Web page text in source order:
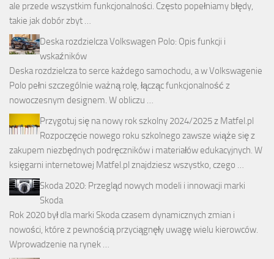
ale przede wszystkim funkcjonalności. Często popełniamy błędy,
takie jak dobór zbyt …
Deska rozdzielcza Volkswagen Polo: Opis funkcji i
wskaźników
Deska rozdzielcza to serce każdego samochodu, a w Volkswagenie
Polo pełni szczególnie ważną rolę, łącząc funkcjonalność z
nowoczesnym designem. W obliczu …
Przygotuj się na nowy rok szkolny 2024/2025 z Matfel.pl
Rozpoczęcie nowego roku szkolnego zawsze wiąże się z
zakupem niezbędnych podręczników i materiałów edukacyjnych. W
księgarni internetowej Matfel.pl znajdziesz wszystko, czego …
Skoda 2020: Przegląd nowych modeli i innowacji marki
Skoda
Rok 2020 był dla marki Skoda czasem dynamicznych zmian i
nowości, które z pewnością przyciągnęły uwagę wielu kierowców.
Wprowadzenie na rynek …